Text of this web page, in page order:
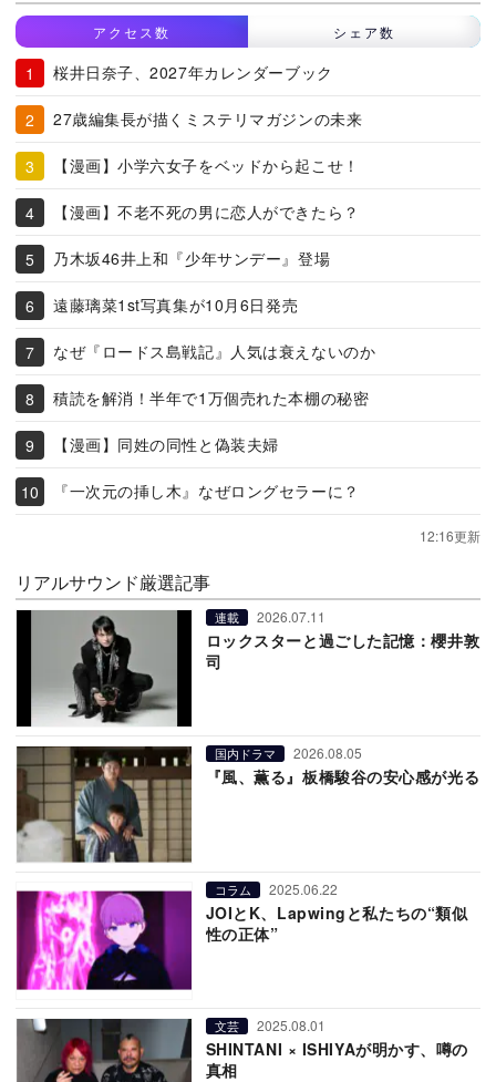
アクセス数 シェア数
桜井日奈子、2027年カレンダーブック
27歳編集長が描くミステリマガジンの未来
【漫画】小学六女子をベッドから起こせ！
【漫画】不老不死の男に恋人ができたら？
乃木坂46井上和『少年サンデー』登場
遠藤璃菜1st写真集が10月6日発売
なぜ『ロードス島戦記』人気は衰えないのか
積読を解消！半年で1万個売れた本棚の秘密
【漫画】同姓の同性と偽装夫婦
『一次元の挿し木』なぜロングセラーに？
12:16更新
リアルサウンド厳選記事
連載 2026.07.11
ロックスターと過ごした記憶：櫻井敦
司
国内ドラマ 2026.08.05
『風、薫る』板橋駿谷の安心感が光る
コラム 2025.06.22
JOIとK、Lapwingと私たちの“類似
性の正体”
文芸 2025.08.01
SHINTANI × ISHIYAが明かす、噂の
真相